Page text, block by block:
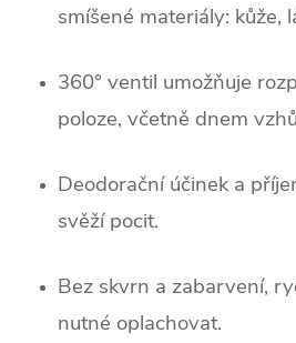
smíšené materiály: kůže,
360° ventil umožňuje
poloze, včetně dnem
Deodorační účinek a
svěží pocit.
Bez skvrn a zabarvení,
nutné oplachovat.